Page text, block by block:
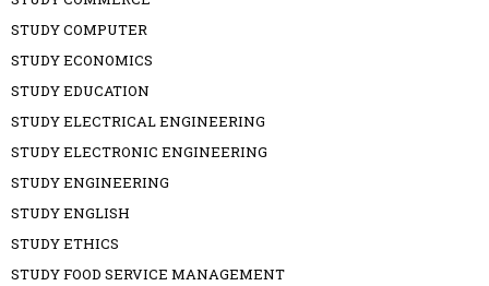
STUDY COMPUTER
STUDY ECONOMICS
STUDY EDUCATION
STUDY ELECTRICAL ENGINEERING
STUDY ELECTRONIC ENGINEERING
STUDY ENGINEERING
STUDY ENGLISH
STUDY ETHICS
STUDY FOOD SERVICE MANAGEMENT